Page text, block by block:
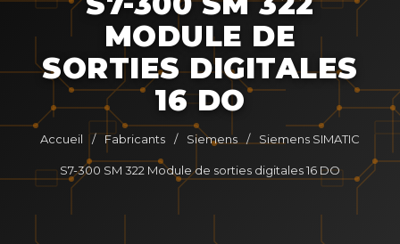
MODULE DE
SORTIES DIGITALES
16 DO
Accueil / Fabricants / Siemens / Siemens SIMATIC
S7-300 SM 322 Module de sorties digitales 16 DO